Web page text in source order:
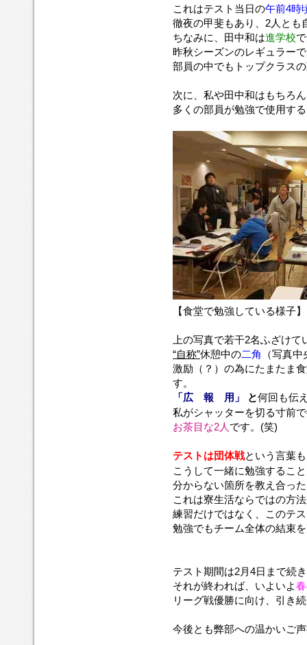
これはテスト当日の午前4時
徹夜の甲斐もあり、2人とも
ちなみに、田中和は進学校
昨秋シーズンのレギュラー
部員の中でもトップクラス
次に、私や田中和はもちろ
多くの部員が勉強で使用す
【食堂で勉強している様子】
上の写真で若干2名ふざけて
“自称”休憩中の二角
（写真中
激励（？）の為にたまたま
す。
「広 報 用」
と何回も伝
私がシャッターを切る寸前
お茶目な2人 です。(笑)
テストは団体戦という言葉
こうして一緒に勉強するこ
分からない箇所を教え合っ
これは寮生活ならではの方
練習だけではなく、このテ
勉強でもチーム全体の結束
テスト期間は2月4日まで続
それが終われば、いよいよ
リーグ戦優勝に向け、引き
今後とも弊部への温かいご